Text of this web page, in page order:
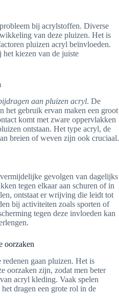
bij acrylstoffen. Diverse
van deze pluizen. Het is
pluizen acryl beïnvloeden.
kiezen van de juiste
aan pluizen acryl. De
het gebruik ervan maken een groot
komt met zware oppervlakken
ontstaan. Het type acryl, de
breien of weven zijn ook cruciaal.
gevolgen van dagelijks
tegen elkaar aan schuren of in
ontstaat er wrijving die leidt tot
bij activiteiten zoals sporten of
tegen deze invloeden kan
oorzaken
gaan pluizen. Het is
oorzaken zijn, zodat men beter
acryl kleding. Vaak spelen
dragen een grote rol in de